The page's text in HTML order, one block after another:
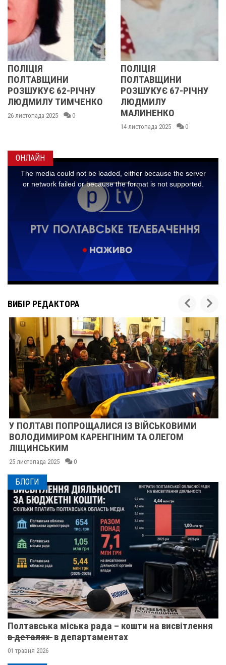
ПОЛІЦІЯ
ПОЛТАВЩИНИ
РОЗШУКУЄ 67-РІЧНУ
ЛЮДМИЛУ
МАЛИНЕНКО
У ПОЛТАВСЬКІЙ
ОБЛАСТІ
РОЗШУКУЮТЬ 62-
РІЧНУ ЗОЮ
14 листопада 2025
ОНЛАЙН
ВИБІР РЕДАКТОРА
У ПОЛТАВІ ПОПРОЩАЛИСЯ ІЗ ВІЙСЬКОВИМИ
ВОЛОДИМИРОМ КАРЕНГІНИМ ТА ОЛЕГОМ
ЛІЩИНСЬКИМ
25 листопада 2025 0
БЛОГИ
Полтавська міська рада – кошти на висвітлення
в̶ ̶д̶е̶т̶а̶л̶я̶х̶ ̶ в департаментах
01 травня 2026